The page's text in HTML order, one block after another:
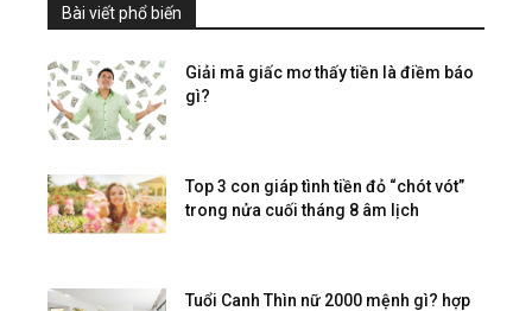
Bài viết phổ biến
Giải mã giấc mơ thấy tiền là điềm báo
gì?
Top 3 con giáp tình tiền đỏ “chót vót”
trong nửa cuối tháng 8 âm lịch
Tuổi Canh Thìn nữ 2000 mệnh gì? hợp